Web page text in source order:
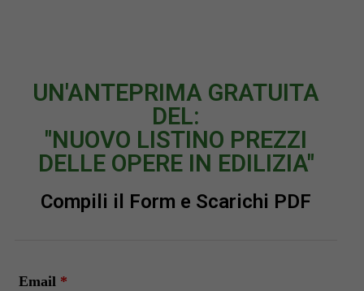
UN'ANTEPRIMA GRATUITA
DEL:
"NUOVO LISTINO PREZZI
DELLE OPERE IN EDILIZIA"
Compili il Form e Scarichi PDF
Email *